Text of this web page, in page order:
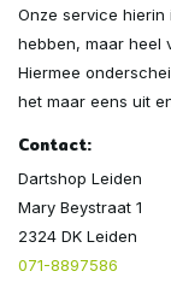
Onze service
hebben, maar heel
Hiermee
het maar eens uit
Contact:
Dartshop Leiden
Mary Beystraat 1
2324 DK Leiden
071-8897586